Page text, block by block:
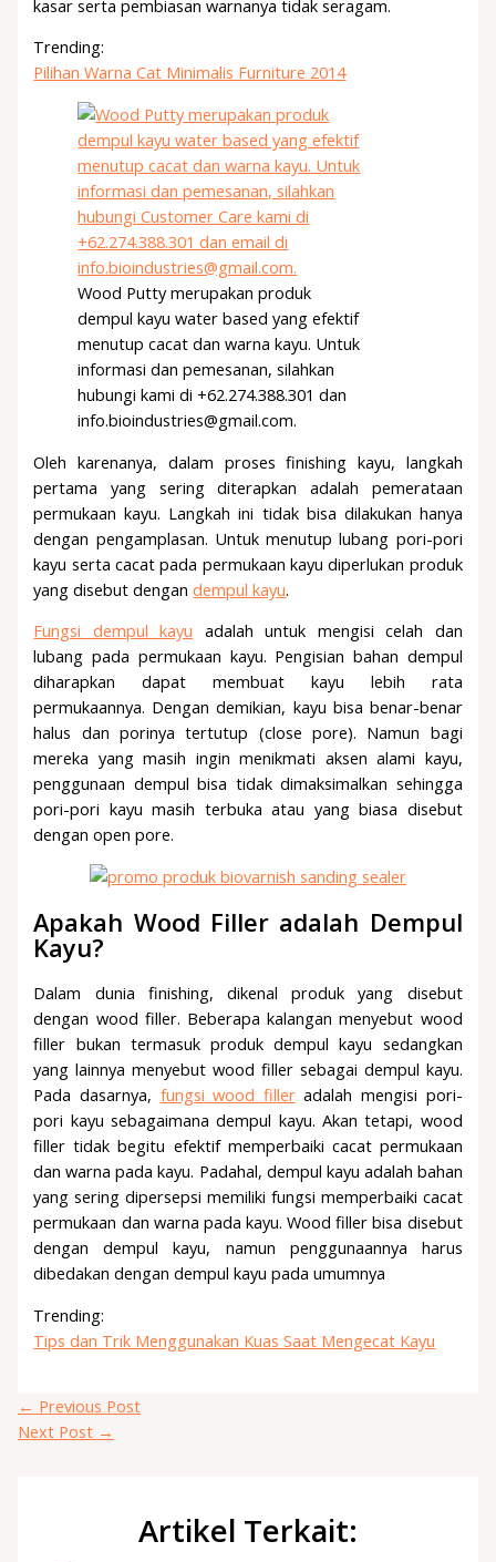
kasar serta pembiasan warnanya tidak seragam.
Trending:
Pilihan Warna Cat Minimalis Furniture 2014
Wood Putty merupakan produk
dempul kayu water based yang efektif
menutup cacat dan warna kayu. Untuk
informasi dan pemesanan, silahkan
hubungi kami di +62.274.388.301 dan
info.bioindustries@gmail.com.
Oleh karenanya, dalam proses finishing kayu, langkah
pertama yang sering diterapkan adalah pemerataan
permukaan kayu. Langkah ini tidak bisa dilakukan hanya
dengan pengamplasan. Untuk menutup lubang pori-pori
kayu serta cacat pada permukaan kayu diperlukan produk
yang disebut dengandempul kayu.
Fungsi dempul kayu adalah untuk mengisi celah dan
lubang pada permukaan kayu. Pengisian bahan dempul
diharapkan dapat membuat kayu lebih rata
permukaannya. Dengan demikian, kayu bisa benar-benar
halus dan porinya tertutup (close pore). Namun bagi
mereka yang masih ingin menikmati aksen alami kayu,
penggunaan dempul bisa tidak dimaksimalkan sehingga
pori-pori kayu masih terbuka atau yang biasa disebut
dengan open pore.
Apakah Wood Filler adalah Dempul
Kayu?
Dalam dunia finishing, dikenal produk yang disebut
dengan wood filler. Beberapa kalangan menyebut wood
filler bukan termasuk produk dempul kayu sedangkan
yang lainnya menyebut wood filler sebagai dempul kayu.
Pada dasarnya, fungsi wood filleradalah mengisi pori-
pori kayu sebagaimana dempul kayu. Akan tetapi, wood
filler tidak begitu efektif memperbaiki cacat permukaan
dan warna pada kayu. Padahal, dempul kayu adalah bahan
yang sering dipersepsi memiliki fungsi memperbaiki cacat
permukaan dan warna pada kayu. Wood filler bisa disebut
dengan dempul kayu, namun penggunaannya harus
dibedakan dengan dempul kayu pada umumnya
Trending:
Tips dan Trik Menggunakan Kuas Saat Mengecat Kayu
← Previous Post
Next Post →
Artikel Terkait: